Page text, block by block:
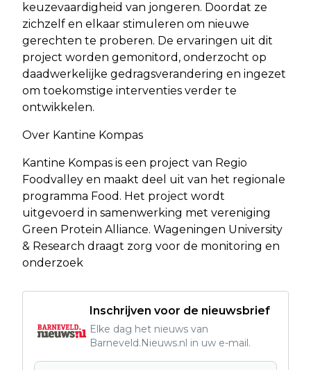
keuzevaardigheid van jongeren. Doordat ze
zichzelf en elkaar stimuleren om nieuwe
gerechten te proberen. De ervaringen uit dit
project worden gemonitord, onderzocht op
daadwerkelijke gedragsverandering en ingezet
om toekomstige interventies verder te
ontwikkelen.
Over Kantine Kompas
Kantine Kompas is een project van Regio
Foodvalley en maakt deel uit van het regionale
programma Food. Het project wordt
uitgevoerd in samenwerking met vereniging
Green Protein Alliance. Wageningen University
& Research draagt zorg voor de monitoring en
onderzoek
Inschrijven voor de nieuwsbrief
Elke dag het nieuws van
Barneveld.Nieuws.nl in uw e-mail.